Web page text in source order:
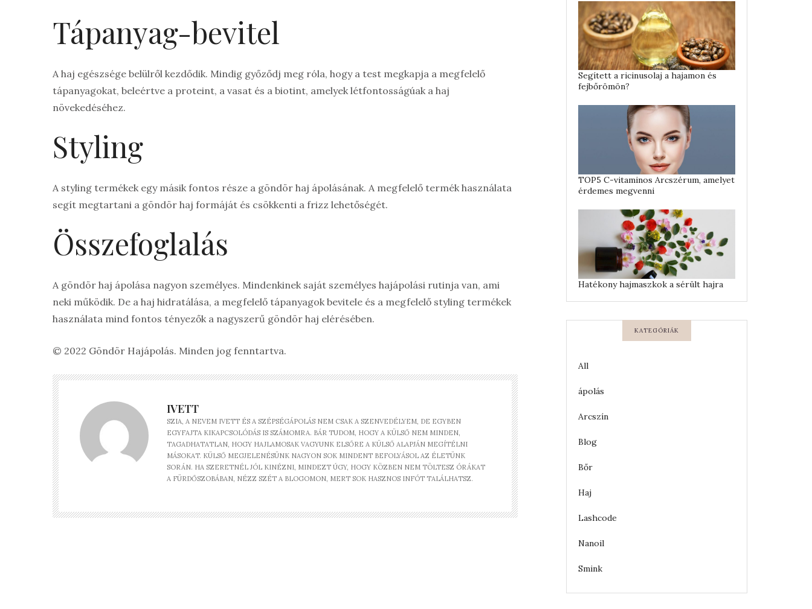
Tápanyag-bevitel
A haj egészsége belülről kezdődik. Mindig győződj meg róla, hogy a test megkapja a megfelelő
tápanyagokat, beleértve a proteint, a vasat és a biotint, amelyek létfontosságúak a haj
növekedéséhez.
Styling
A styling termékek egy másik fontos része a göndör haj ápolásának. A megfelelő termék használata
segít megtartani a göndör haj formáját és csökkenti a frizz lehetőségét.
Összefoglalás
A göndör haj ápolása nagyon személyes. Mindenkinek saját személyes hajápolási rutinja van, ami
neki működik. De a haj hidratálása, a megfelelő tápanyagok bevitele és a megfelelő styling termékek
használata mind fontos tényezők a nagyszerű göndör haj elérésében.
© 2022 Göndör Hajápolás. Minden jog fenntartva.
IVETT
SZIA, A NEVEM IVETT ÉS A SZÉPSÉGÁPOLÁS NEM CSAK A SZENVEDÉLYEM, DE EGYBEN
EGYFAJTA KIKAPCSOLÓDÁS IS SZÁMOMRA. BÁR TUDOM, HOGY A KÜLSŐ NEM MINDEN,
TAGADHATATLAN, HOGY HAJLAMOSAK VAGYUNK ELSŐRE A KÜLSŐ ALAPJÁN MEGÍTÉLNI
MÁSOKAT. KÜLSŐ MEGJELENÉSÜNK NAGYON SOK MINDENT BEFOLYÁSOL AZ ÉLETÜNK
SORÁN. HA SZERETNÉL JÓL KINÉZNI, MINDEZT ÚGY, HOGY KÖZBEN NEM TÖLTESZ ÓRÁKAT
A FÜRDŐSZOBÁBAN, NÉZZ SZÉT A BLOGOMON, MERT SOK HASZNOS INFÓT TALÁLHATSZ.
Segített a ricinusolaj a hajamon és
fejbőrömön?
TOP5 C-vitaminos Arcszérum, amelyet
érdemes megvenni
Hatékony hajmaszkok a sérült hajra
KATEGÓRIÁK
All
ápolás
Arcszín
Blog
Bőr
Haj
Lashcode
Nanoil
Smink